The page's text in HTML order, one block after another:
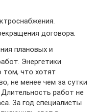
договора.
плановых и
Энергетики
том, что хотят
не менее чем за сутки
работ не
За год специалисты